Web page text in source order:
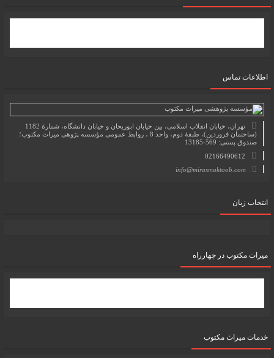
اطلاعات تماس
تهران، خیابان انقلاب اسلامی، بین خیابان ابوریحان و خیابان دانشگاه، شمارۀ 1182
(ساختمان فروردین)، طبقۀ دوم، واحد 8 ، روابط عمومی مؤسسه پژوهی میراث مکتوب؛
صندوق پستی: 569-13185
02166490612
info@mirasmaktoob.com
انتخاب زبان
میرات مکتوب در چهارراه
خدمات میراث مکتوب